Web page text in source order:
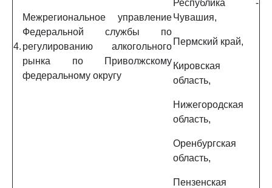
4.
Межрегиональное управление
Федеральной службы по
регулированию алкогольного
рынка по Приволжскому
федеральному округу
Республика -
Чувашия,
Пермский край,
Кировская
область,
Нижегородская
область,
Оренбургская
область,
Пензенская